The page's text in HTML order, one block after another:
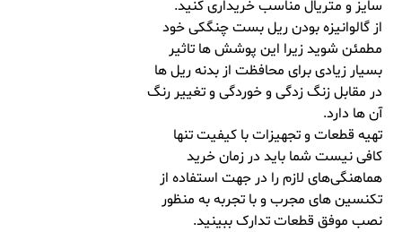
سایز و متریال مناسب خریداری کنید.
از گالوانیزه بودن ریل بست چنگکی خود
مطمئن شوید زیرا این پوشش ها تاثیر
بسیار زیادی برای محافظت از بدنه ریل ها
در مقابل زنگ زدگی و خوردگی و تغییر رنگ
آن ها دارد.
تهیه قطعات و تجهیزات با کیفیت تنها
کافی نیست شما باید در زمان خرید
هماهنگی‌های لازم را در جهت استفاده از
تکنسین های مجرب و با تجربه به منظور
نصب موفق قطعات تدارک ببینید.